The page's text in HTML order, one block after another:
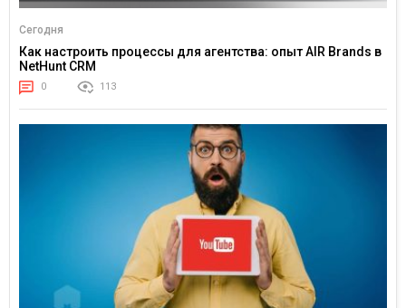
Сегодня
Как настроить процессы для агентства: опыт AIR Brands в
NetHunt CRM
0 113